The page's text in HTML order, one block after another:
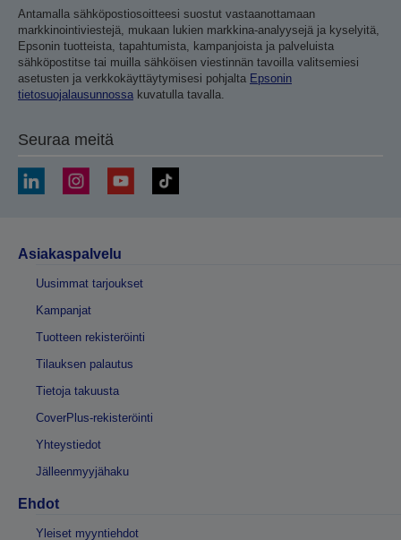
Antamalla sähköpostiosoitteesi suostut vastaanottamaan
markkinointiviestejä, mukaan lukien markkina-analyysejä ja kyselyitä,
Epsonin tuotteista, tapahtumista, kampanjoista ja palveluista
sähköpostitse tai muilla sähköisen viestinnän tavoilla valitsemiesi
asetusten ja verkkokäyttäytymisesi pohjalta Epsonin
tietosuojalausunnossa kuvatulla tavalla.
Seuraa meitä
Asiakaspalvelu
Uusimmat tarjoukset
Kampanjat
Tuotteen rekisteröinti
Tilauksen palautus
Tietoja takuusta
CoverPlus-rekisteröinti
Yhteystiedot
Jälleenmyyjähaku
Ehdot
Yleiset myyntiehdot